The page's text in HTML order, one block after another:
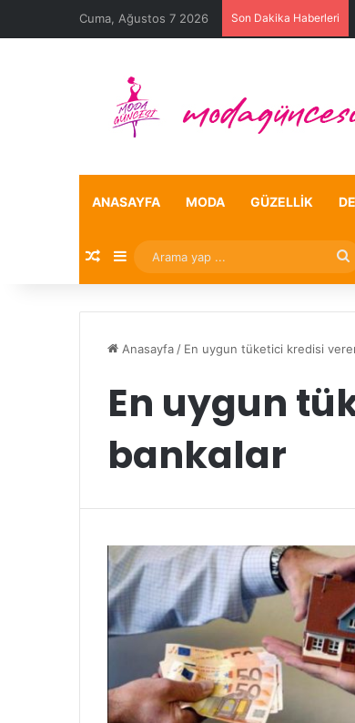
Cuma, Ağustos 7 2026 Son Dakika Haberleri
ANASAYFA MODA GÜZELLIK
Rastgele Makale
Kenar Bölmesi
Anasayfa / En uygun tüketici kredisi
En uygun
bankalar